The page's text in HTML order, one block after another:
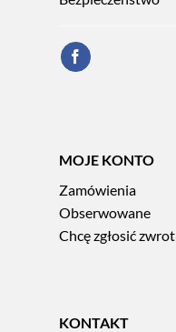
MOJE KONTO
Zamówienia
Obserwowane
Chcę zgłosić zwrot
KONTAKT